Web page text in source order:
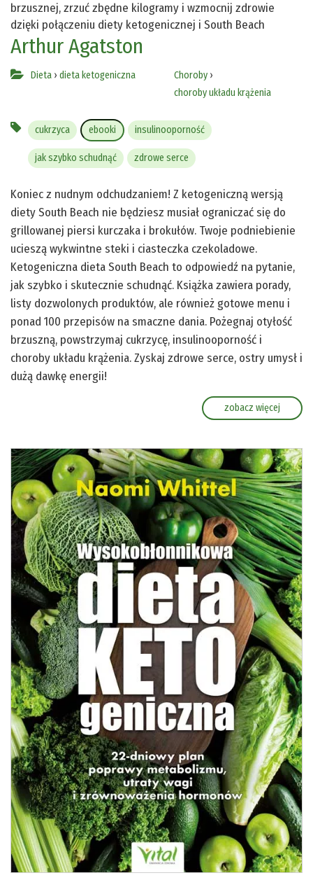
brzusznej, zrzuć zbędne kilogramy i wzmocnij zdrowie
dzięki połączeniu diety ketogenicznej i South Beach
Arthur Agatston
Dieta › dieta ketogeniczna Choroby›
choroby układu krążenia
cukrzyca ebooki insulinooporność
jak szybko schudnąć zdrowe serce
Koniec z nudnym odchudzaniem! Z ketogeniczną wersją
diety South Beach nie będziesz musiał ograniczać się do
grillowanej piersi kurczaka i brokułów. Twoje podniebienie
ucieszą wykwintne steki i ciasteczka czekoladowe.
Ketogeniczna dieta South Beach to odpowiedź na pytanie,
jak szybko i skutecznie schudnąć. Książka zawiera porady,
listy dozwolonych produktów, ale również gotowe menu i
ponad 100 przepisów na smaczne dania. Pożegnaj otyłość
brzuszną, powstrzymaj cukrzycę, insulinooporność i
choroby układu krążenia. Zyskaj zdrowe serce, ostry umysł i
dużą dawkę energii!
zobacz więcej